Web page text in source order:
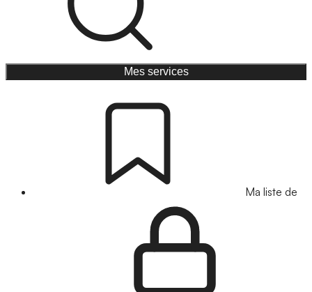
Mes services
Ma liste de